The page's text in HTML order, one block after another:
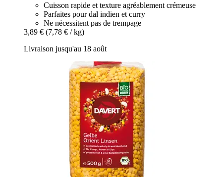
Cuisson rapide et texture agréablement crémeuse
Parfaites pour dal indien et curry
Ne nécessitent pas de trempage
3,89 € (7,78 € / kg)
Livraison jusqu'au 18 août